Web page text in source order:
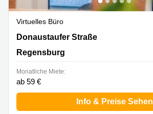
Virtuelles Büro
Donaustaufer Straße 162, Regensburg
Donaustaufer Straße
Regensburg
Monatliche Miete:
ab 59 €
Info & Preise Sehen